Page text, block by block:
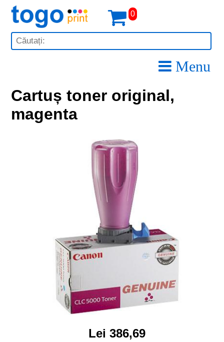
0
Menu
Cartuș toner original,
magenta
Lei 386,69